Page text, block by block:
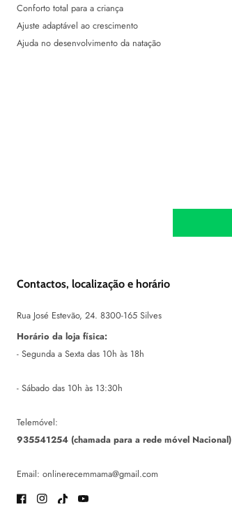
Conforto total para a criança
Ajuste adaptável ao crescimento
Ajuda no desenvolvimento da natação
Contactos, localização e horário
Rua José Estevão, 24. 8300-165 Silves
Horário da loja física:
- Segunda a Sexta das 10h às 18h
- Sábado das 10h às 13:30h
Telemóvel:
935541254 (chamada para a rede móvel Nacional)
Email: onlinerecemmama@gmail.com
Facebook
Instagram
TikTokYoutube